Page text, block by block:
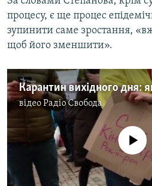
процесу, є ще процес
зупинити саме зростання,
щоб його зменшити».
відеоРадіо Свобода
No media source